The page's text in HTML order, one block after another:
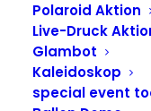
Polaroid Aktion
Live-Druck
Glambot
Kaleidoskop
special event